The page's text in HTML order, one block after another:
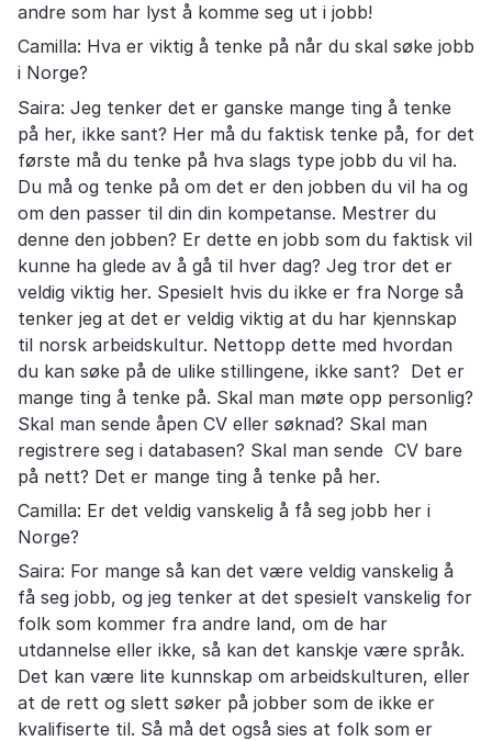
andre som har lyst å komme seg ut i jobb!
Camilla: Hva er viktig å tenke på når du skal søke jobb
i Norge?
Saira: Jeg tenker det er ganske mange ting å tenke
på her, ikke sant? Her må du faktisk tenke på, for det
første må du tenke på hva slags type jobb du vil ha.
Du må og tenke på om det er den jobben du vil ha og
om den passer til din din kompetanse. Mestrer du
denne den jobben? Er dette en jobb som du faktisk vil
kunne ha glede av å gå til hver dag? Jeg tror det er
veldig viktig her. Spesielt hvis du ikke er fra Norge så
tenker jeg at det er veldig viktig at du har kjennskap
til norsk arbeidskultur. Nettopp dette med hvordan
du kan søke på de ulike stillingene, ikke sant? Det er
mange ting å tenke på. Skal man møte opp personlig?
Skal man sende åpen CV eller søknad? Skal man
registrere seg i databasen? Skal man sende CV bare
på nett? Det er mange ting å tenke på her.
Camilla: Er det veldig vanskelig å få seg jobb her i
Norge?
Saira: For mange så kan det være veldig vanskelig å
få seg jobb, og jeg tenker at det spesielt vanskelig for
folk som kommer fra andre land, om de har
utdannelse eller ikke, så kan det kanskje være språk.
Det kan være lite kunnskap om arbeidskulturen, eller
at de rett og slett søker på jobber som de ikke er
kvalifiserte til. Så må det også sies at folk som er